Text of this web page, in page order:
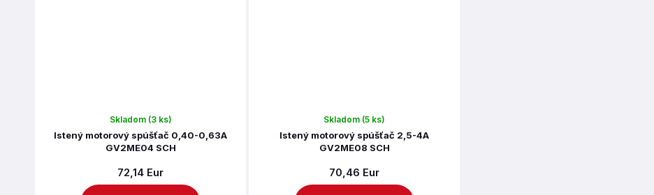
Skladom (3 ks)
Istený motorový spúšťač 0,40-0,63A
GV2ME04 SCH
72,14 Eur
Skladom (5 ks)
Istený motorový spúšťač 2,5-4A
GV2ME08 SCH
70,46 Eur